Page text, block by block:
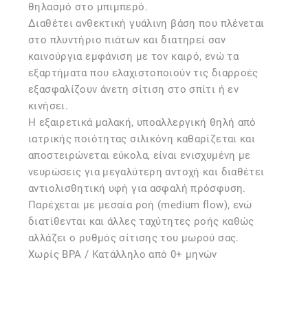
θηλασμό στο μπιμπερό.
Διαθέτει ανθεκτική γυάλινη βάση που πλένεται
στο πλυντήριο πιάτων και διατηρεί σαν
καινούργια εμφάνιση με τον καιρό, ενώ τα
εξαρτήματα που ελαχιστοποιούν τις διαρροές
εξασφαλίζουν άνετη σίτιση στο σπίτι ή εν
κινήσει.
Η εξαιρετικά μαλακή, υποαλλεργική θηλή από
ιατρικής ποιότητας σιλικόνη καθαρίζεται και
αποστειρώνεται εύκολα, είναι ενισχυμένη με
νευρώσεις για μεγαλύτερη αντοχή και διαθέτει
αντιολισθητική υφή για ασφαλή πρόσφυση.
Παρέχεται με μεσαία ροή (medium flow), ενώ
διατίθενται και άλλες ταχύτητες ροής καθώς
αλλάζει ο ρυθμός σίτισης του μωρού σας.
Χωρίς BPA / Κατάλληλο από 0+ μηνών